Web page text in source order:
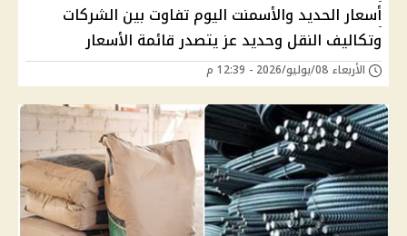
أسعار الحديد والأسمنت اليوم تفاوت بين الشركات
وتكاليف النقل وحديد عز يتصدر قائمة الأسعار
الأربعاء 08/يوليو/2026 - 12:39 م